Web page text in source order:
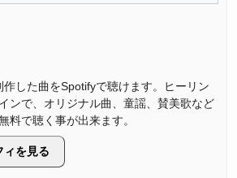
した曲をSpotifyで聴けます。ヒーリン
ンで、オリジナル曲、童謡、賛美歌など
料で聴く事が出来ます。
ィを見る